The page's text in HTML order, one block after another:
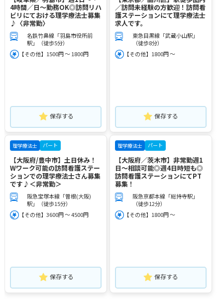
4時間／日～勤務OK◎訪問リハ
ビリにておける理学療法士募集
♪〈非常勤〉
名鉄竹鼻線「羽島市役所前
駅」（徒歩5分）
【その他】1500円 ～ 1800円
保存する
／訪問未経験の方歓迎！訪問看
護ステーションにて理学療法士
求人です。
東急目黒線「武蔵小山駅」
（徒歩8分）
【その他】1800円 ～
保存する
理学療法士 パート
【大阪府/豊中市】土日休み！
Wワーク可能の訪問看護ステー
ションでの理学療法士さん募集
です♪＜非常勤＞
阪急宝塚本線「曽根(大阪)
駅」（徒歩15分）
【その他】3600円 ～ 4500円
保存する
理学療法士 パート
【大阪府／茨木市】非常勤週1
日～相談可能◎週4日時短も◎
訪問看護ステーションにてPT
募集！
阪急京都本線「総持寺駅」
（徒歩12分）
【その他】1800円 ～
保存する